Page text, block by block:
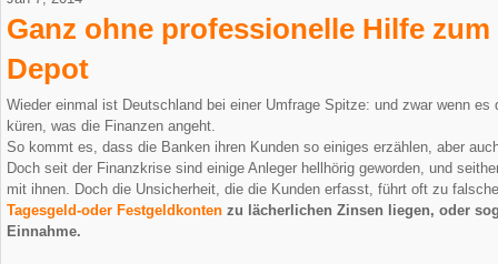
Ganz ohne professionelle Hilfe
Depot
Wieder einmal ist Deutschland bei einer Umfrage Spitze: und zwar wenn
küren, was die Finanzen angeht.
So kommt es, dass die Banken ihren Kunden so einiges erzählen, aber
Doch seit der Finanzkrise sind einige Anleger hellhörig geworden, und
mit ihnen. Doch die Unsicherheit, die die Kunden erfasst, führt oft zu
Tagesgeld-oder Festgeldkonten zu lächerlichen Zinsen liegen, oder
Einnahme.